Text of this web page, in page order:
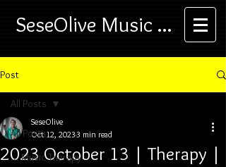
SeseOlive Music ...
Post
All Posts
... Music Therapy
All Posts
2023 October 13 | Therapy |
SeseOlive
Oct 12, 20233 min read